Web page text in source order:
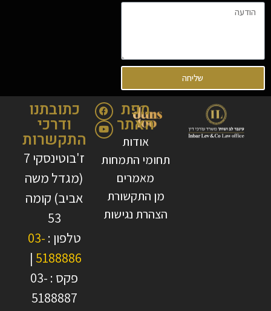
שליחה
מפת
האתר
אודות
תחומי התמחות
מאמרים
מן התקשורת
הצהרת נגישות
כתובתנו
ודרכי
התקשרות
ז'בוטינסקי 7
(מגדל משה
אביב) קומה
53
טלפון : 03-
5188886
|
פקס : 03-
5188887